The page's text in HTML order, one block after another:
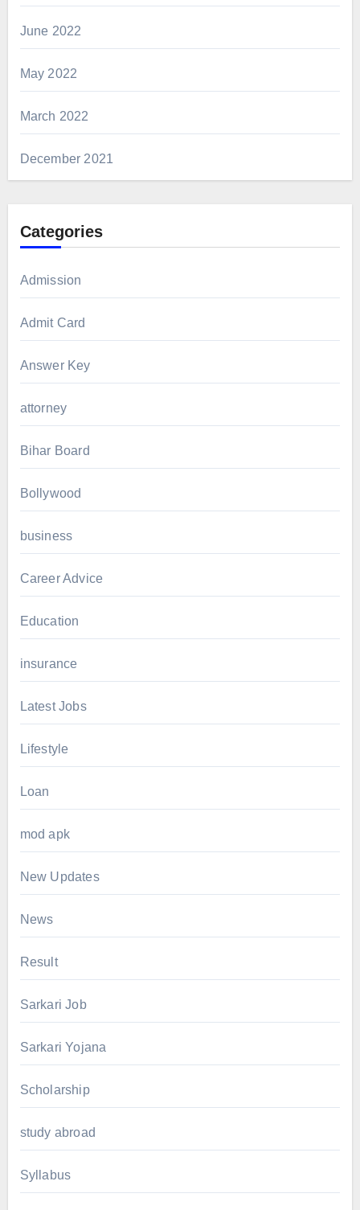
June 2022
May 2022
March 2022
December 2021
Categories
Admission
Admit Card
Answer Key
attorney
Bihar Board
Bollywood
business
Career Advice
Education
insurance
Latest Jobs
Lifestyle
Loan
mod apk
New Updates
News
Result
Sarkari Job
Sarkari Yojana
Scholarship
study abroad
Syllabus